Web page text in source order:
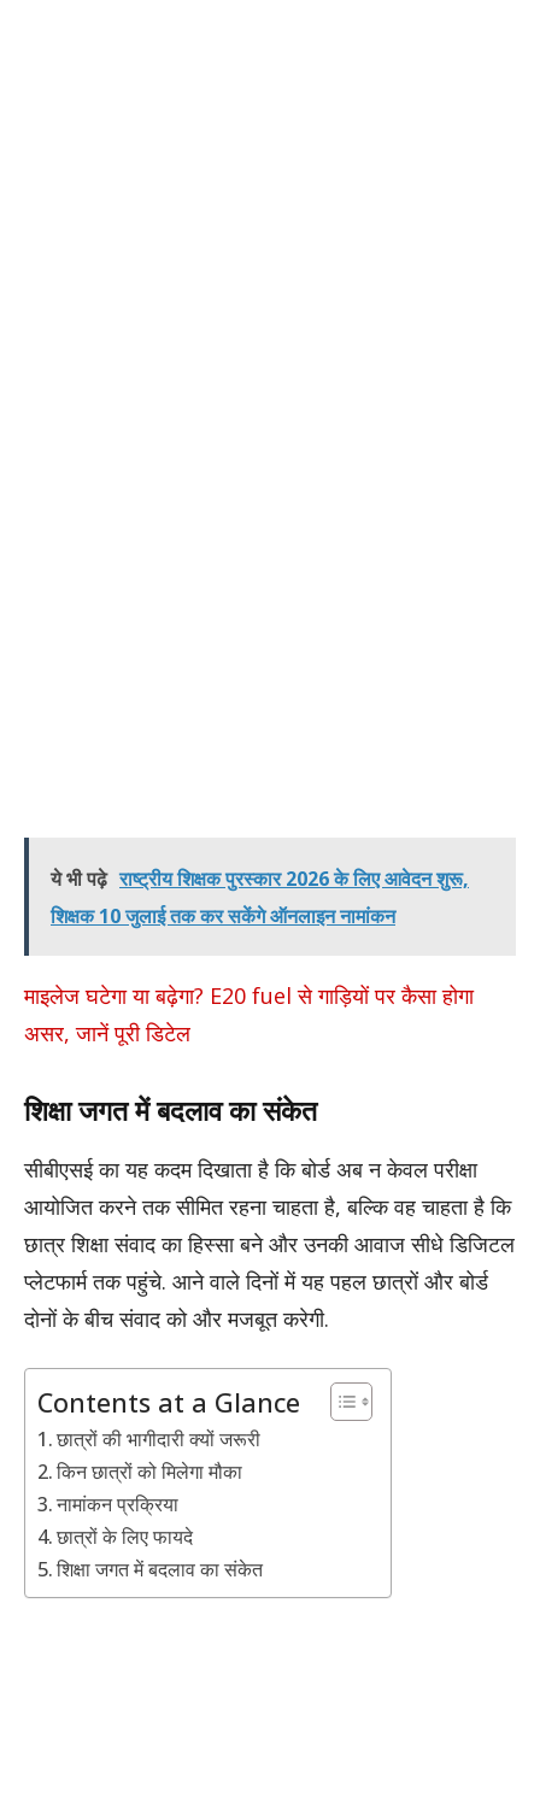
ये भी पढ़े राष्ट्रीय शिक्षक पुरस्कार 2026 के लिए आवेदन शुरू,
शिक्षक 10 जुलाई तक कर सकेंगे ऑनलाइन नामांकन
माइलेज घटेगा या बढ़ेगा? E20 fuel से गाड़ियों पर कैसा होगा
असर, जानें पूरी डिटेल
शिक्षा जगत में बदलाव का संकेत
सीबीएसई का यह कदम दिखाता है कि बोर्ड अब न केवल परीक्षा
आयोजित करने तक सीमित रहना चाहता है, बल्कि वह चाहता है कि
छात्र शिक्षा संवाद का हिस्सा बने और उनकी आवाज सीधे डिजिटल
प्लेटफार्म तक पहुंचे. आने वाले दिनों में यह पहल छात्रों और बोर्ड
दोनों के बीच संवाद को और मजबूत करेगी.
Contents at a Glance
छात्रों की भागीदारी क्यों जरूरी
किन छात्रों को मिलेगा मौका
नामांकन प्रक्रिया
छात्रों के लिए फायदे
शिक्षा जगत में बदलाव का संकेत